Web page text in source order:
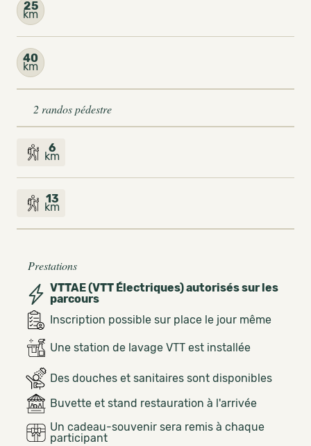
25
km
40
km
2 randos pédestre
6
km
13
km
Prestations
VTTAE (VTT Électriques) autorisés sur les
parcours
Inscription possible sur place le jour même
Une station de lavage VTT est installée
Des douches et sanitaires sont disponibles
Buvette et stand restauration à l'arrivée
Un cadeau-souvenir sera remis à chaque
participant